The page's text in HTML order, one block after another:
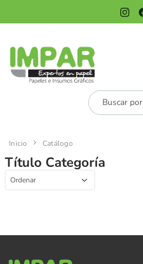
Inicio Catálogo
Título Categoría